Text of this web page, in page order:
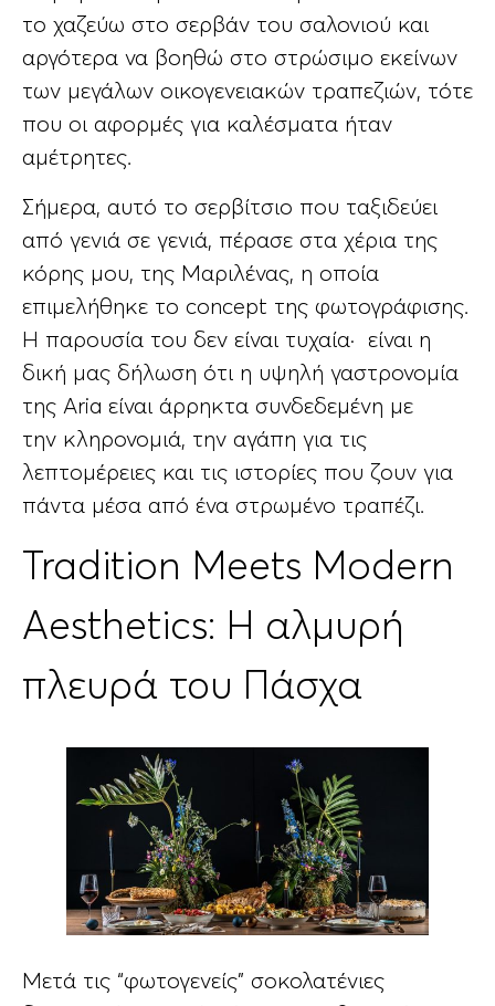
το χαζεύω στο σερβάν του σαλονιού και
αργότερα να βοηθώ στο στρώσιμο εκείνων
των μεγάλων οικογενειακών τραπεζιών, τότε
που οι αφορμές για καλέσματα ήταν
αμέτρητες.
Σήμερα, αυτό το σερβίτσιο που ταξιδεύει
από γενιά σε γενιά, πέρασε στα χέρια της
κόρης μου, της Μαριλένας, η οποία
επιμελήθηκε το concept της φωτογράφισης.
Η παρουσία του δεν είναι τυχαία· είναι η
δική μας δήλωση ότι η υψηλή γαστρονομία
της Aria είναι άρρηκτα συνδεδεμένη με
την κληρονομιά, την αγάπη για τις
λεπτομέρειες και τις ιστορίες που ζουν για
πάντα μέσα από ένα στρωμένο τραπέζι.
Tradition Meets Modern
Aesthetics: Η αλμυρή
πλευρά του Πάσχα
Μετά τις “φωτογενείς” σοκολατένιες